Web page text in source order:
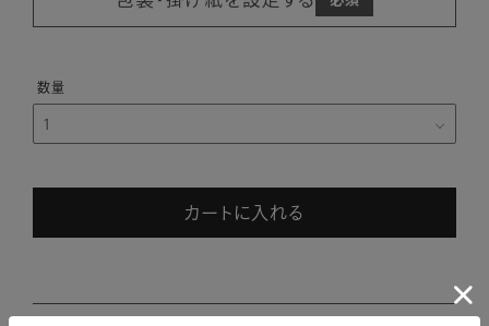
カートに入れる